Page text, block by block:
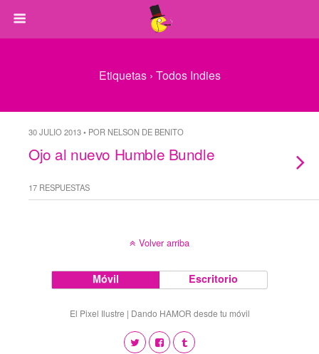
Etiquetas › Todos Indies
30 JULIO 2013 • POR NELSON DE BENITO
Ojo al nuevo Humble Bundle
17 RESPUESTAS
Volver arriba
Móvil Escritorio
El Pixel Ilustre | Dando HAMOR desde tu móvil